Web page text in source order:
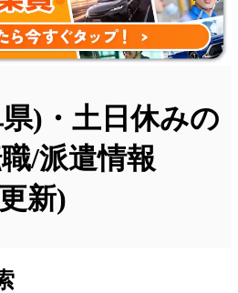
)・土日休みの
/派遣情報
新)